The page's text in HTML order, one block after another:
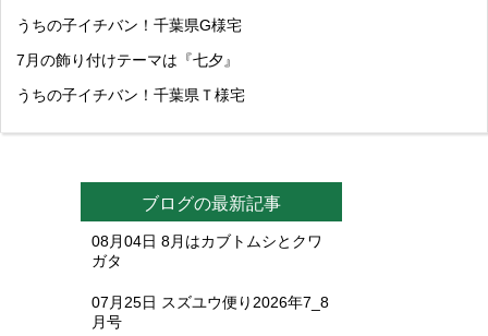
うちの子イチバン！千葉県G様宅
7月の飾り付けテーマは『七夕』
うちの子イチバン！千葉県Ｔ様宅
ブログの最新記事
08月04日 8月はカブトムシとクワ
ガタ
07月25日 スズユウ便り2026年7_8
月号